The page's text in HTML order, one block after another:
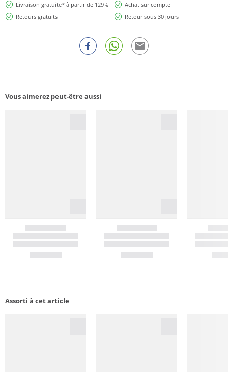
Livraison gratuite* à partir de 129 €
Achat sur compte
Retours gratuits
Retour sous 30 jours
Vous aimerez peut-être aussi
Assorti à cet article